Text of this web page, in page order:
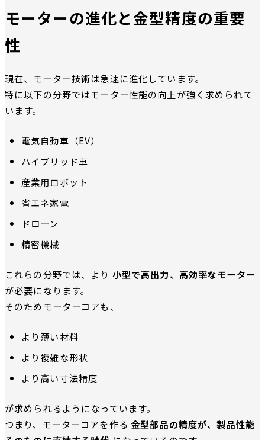
モーターの進化と金型精度の重要
性
現在、モーター技術は急速に進化しています。
特に以下の分野ではモーター性能の向上が強く求められて
います。
電気自動車（EV）
ハイブリッド車
産業用ロボット
省エネ家電
ドローン
精密機械
これらの分野では、より 小型で高出力、高効率なモーター
が必要になります。
そのためモーターコアも、
より薄い材料
より複雑な形状
より高い寸法精度
が求められるようになっています。
つまり、モーターコアを作る 金型部品の精度が、製品性能